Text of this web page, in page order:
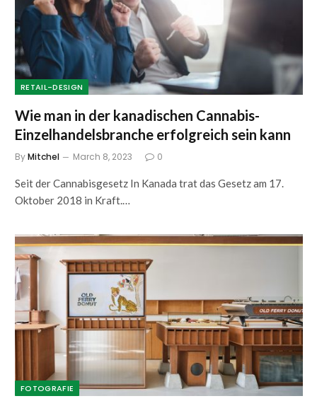
RETAIL-DESIGN
Wie man in der kanadischen Cannabis-
Einzelhandelsbranche erfolgreich sein kann
ByMitchel March 8, 2023 0
Seit der Cannabisgesetz In Kanada trat das Gesetz am 17.
Oktober 2018 in Kraft.…
FOTOGRAFIE